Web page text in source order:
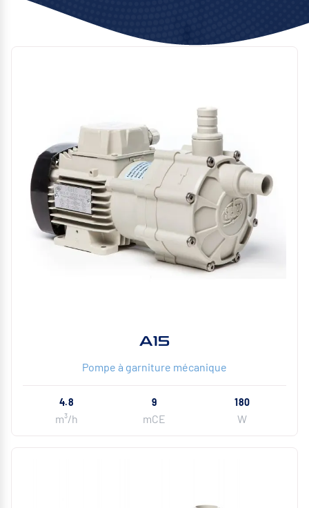
A15
Pompe à garniture mécanique
4.8
m³/h
9
mCE
180
W